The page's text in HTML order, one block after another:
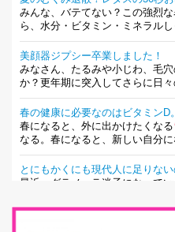
みんな、バテてない？この強烈
ら、水分・ビタミン・ミネラルし
美顔器ジプシー卒業しました！
みなさん、たるみや小じわ、毛
か？更年期に突入してさらに日々
春の健康に必要なのはビタミンD
春になると、外に出かけたくなる
なる。春になると、新しい自分に
とにもかくにも現代人に足りな
最近、グラノーラ迷子になって